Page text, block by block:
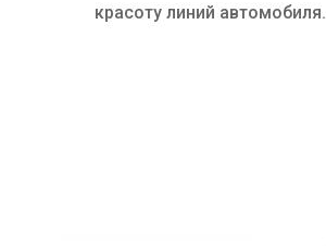
красоту линий автомобиля.